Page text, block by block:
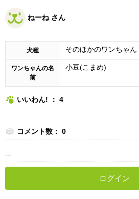
ねーね さん
犬種 そのほかのワンちゃん
ワンちゃんの名
前
小豆(こまめ)
いいわん! ： 4
コメント数： 0
ログイン